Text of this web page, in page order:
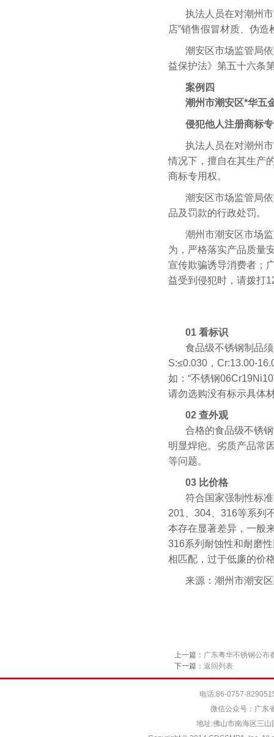
执法人员在对潮州
店”销售假冒材质、伪
潮安区市场监管局
益保护法》第五十六条
案例四
潮州市潮安区*华五
侵犯他人注册商标
执法人员在对潮州
情况下，擅自在其生产
商标专用权。
潮安区市场监管局
品及罚款的行政处罚。
潮州市潮安区市场
为，严格落实产品质量
宣传欺骗诱导消费者；
益受到侵犯时，请拨打
01 看标识
食品级不锈钢制品
S:≤0.030，Cr:13.00-
如：“不锈钢
请勿选购没有标示具体
02 查外观
合格的食品级不锈
明显焊疤。劣质产品常
等问题。
03 比价格
符合国家强制性标
201、304、316等系列
本存在显著差异，一般
316系列耐蚀性和耐磨
相匹配，过于低廉的价
来源：潮州市潮安
上一篇： 广东粤华不锈钢公布
下一篇： 返回列表
电话:86-0757-
微信公众号：广东
地址:佛山市南海区三